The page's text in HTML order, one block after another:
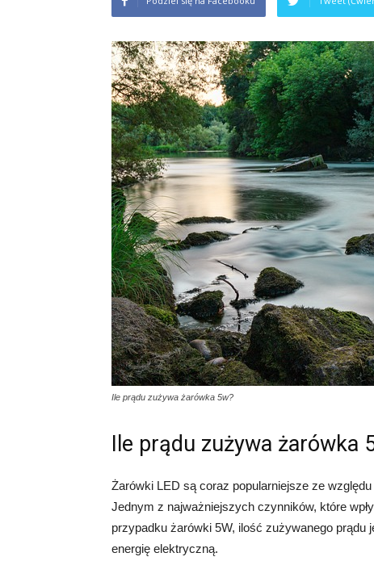
Ile prądu zużywa żarówka 5w?
Ile prądu zużywa żarówka
Żarówki LED są coraz popularniejsze ze
Jednym z najważniejszych czynników, które
przypadku żarówki 5W, ilość zużywanego prądu
energię elektryczną.